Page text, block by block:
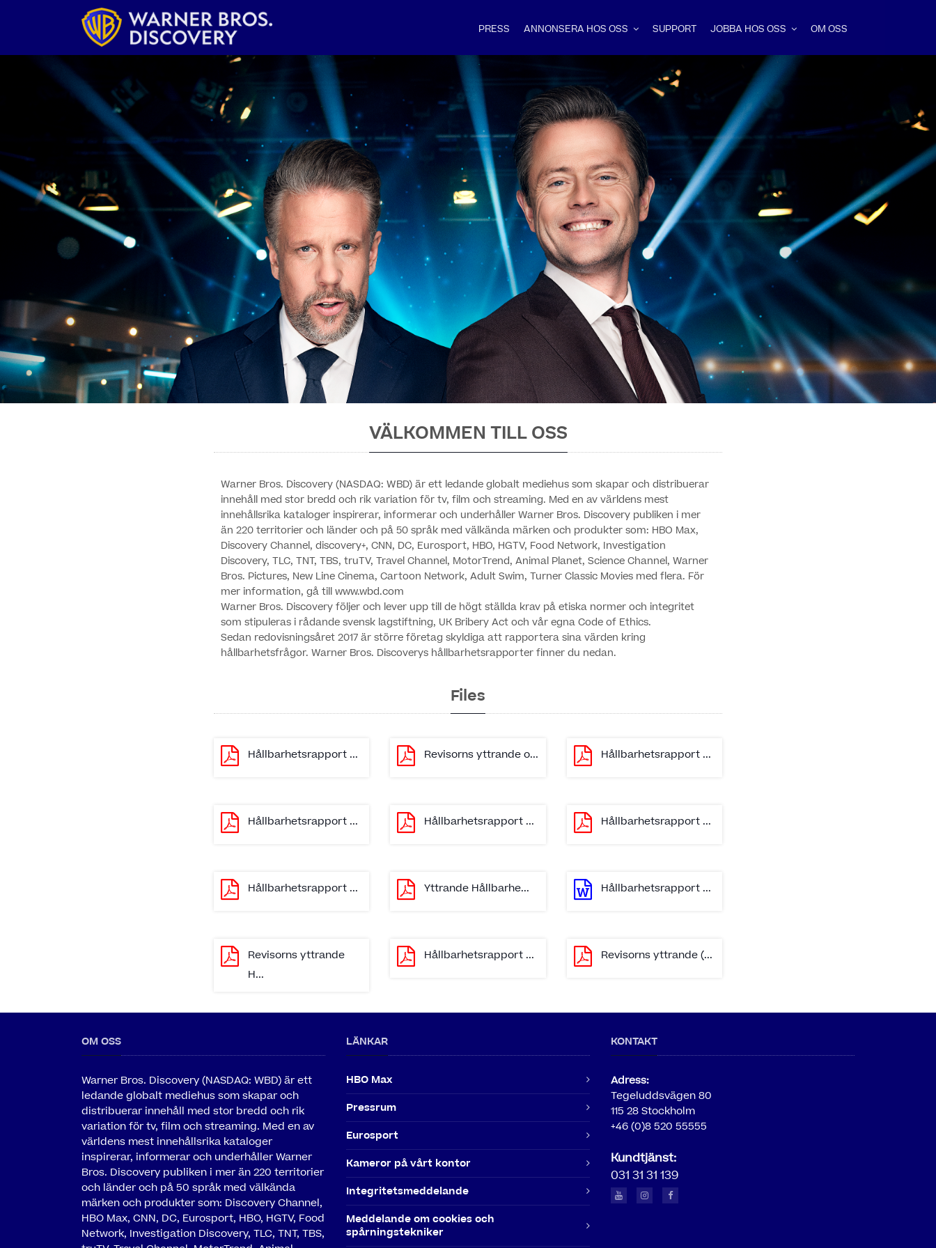
PRESS ANNONSERA HOS OSS SUPPORT JOBBA HOS OSS OM OSS
VÄLKOMMEN TILL OSS
Warner Bros. Discovery (NASDAQ: WBD) är ett ledande globalt mediehus som skapar och distribuerar
innehåll med stor bredd och rik variation för tv, film och streaming. Med en av världens mest
innehållsrika kataloger inspirerar, informerar och underhåller Warner Bros. Discovery publiken i mer
än 220 territorier och länder och på 50 språk med välkända märken och produkter som: HBO Max,
Discovery Channel, discovery+, CNN, DC, Eurosport, HBO, HGTV, Food Network, Investigation
Discovery, TLC, TNT, TBS, truTV, Travel Channel, MotorTrend, Animal Planet, Science Channel, Warner
Bros. Pictures, New Line Cinema, Cartoon Network, Adult Swim, Turner Classic Movies med flera. För
mer information, gå till www.wbd.com
Warner Bros. Discovery följer och lever upp till de högt ställda krav på etiska normer och integritet
som stipuleras i rådande svensk lagstiftning, UK Bribery Act och vår egna Code of Ethics.
Sedan redovisningsåret 2017 är större företag skyldiga att rapportera sina värden kring
hållbarhetsfrågor. Warner Bros. Discoverys hållbarhetsrapporter finner du nedan.
Files
Hållbarhetsrapport ... Revisorns yttrande o... Hållbarhetsrapport ...
Hållbarhetsrapport ... Hållbarhetsrapport ... Hållbarhetsrapport ...
Hållbarhetsrapport ... Yttrande Hållbarhe... Hållbarhetsrapport ...
Revisorns yttrande
H...
Hållbarhetsrapport ... Revisorns yttrande (...
OM OSS
Warner Bros. Discovery (NASDAQ: WBD) är ett
ledande globalt mediehus som skapar och
distribuerar innehåll med stor bredd och rik
variation för tv, film och streaming. Med en av
världens mest innehållsrika kataloger
inspirerar, informerar och underhåller Warner
Bros. Discovery publiken i mer än 220 territorier
och länder och på 50 språk med välkända
märken och produkter som: Discovery Channel,
HBO Max, CNN, DC, Eurosport, HBO, HGTV, Food
Network, Investigation Discovery, TLC, TNT, TBS,
LÄNKAR
HBO Max
Pressrum
Eurosport
Kameror på vårt kontor
Integritetsmeddelande
Meddelande om cookies och
spårningstekniker
KONTAKT
Adress:
Tegeluddsvägen 80
115 28 Stockholm
+46 (0)8 520 55555
Kundtjänst:
031 31 31 139